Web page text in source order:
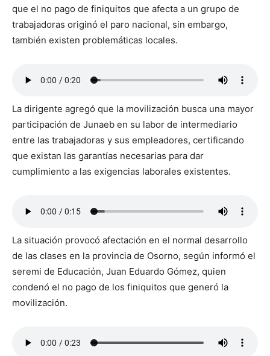
que el no pago de finiquitos que afecta a un grupo de
trabajadoras originó el paro nacional, sin embargo,
también existen problemáticas locales.
La dirigente agregó que la movilización busca una mayor
participación de Junaeb en su labor de intermediario
entre las trabajadoras y sus empleadores, certificando
que existan las garantías necesarias para dar
cumplimiento a las exigencias laborales existentes.
La situación provocó afectación en el normal desarrollo
de las clases en la provincia de Osorno, según informó el
seremi de Educación, Juan Eduardo Gómez, quien
condenó el no pago de los finiquitos que generó la
movilización.